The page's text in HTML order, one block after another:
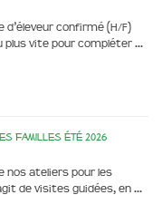
d’éleveur confirmé (H/F)
plus vite pour compléter …
familles été 2026
nos ateliers pour les
de visites guidées, en …